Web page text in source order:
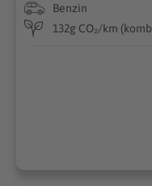
Benzin
132g CO₂/km